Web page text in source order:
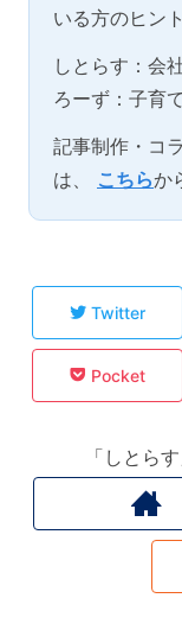
いる方のヒン
しとらす：会
ろーず：子育
記事制作・コ
は、 こちらか
Twitter
Pocket
「しとら